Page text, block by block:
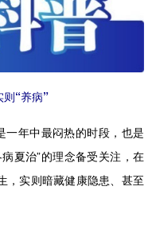
“养病”
年中最闷热的时段，也是
夏治”的理念备受关注，在
，实则暗藏健康隐患、甚至